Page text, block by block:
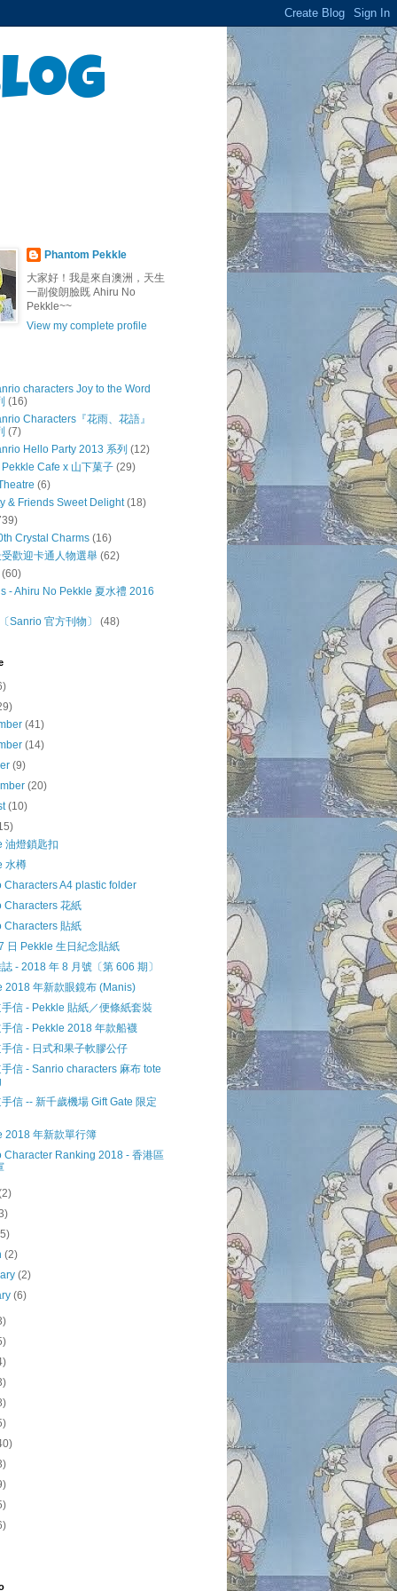
Phantom Pekkle
大家好！我是來自澳洲，天生
一副俊朗臉既 Ahiru No
Pekkle~~
View my complete profile
characters Joy to the Word
(16)
Characters『花雨、花語』
(7)
Hello Party 2013 系列 (12)
Cafe x 山下菓子 (29)
(6)
& Friends Sweet Delight (18)
Crystal Charms (16)
歡迎卡通人物選舉 (62)
(60)
- Ahiru No Pekkle 夏水禮 2016
Sanrio 官方刊物〕 (48)
(41)
(14)
(9)
(20)
(10)
油燈鎖匙扣
水樽
Characters A4 plastic folder
Characters 花紙
Characters 貼紙
日 Pekkle 生日紀念貼紙
- 2018 年 8 月號〔第 606 期〕
2018 年新款眼鏡布 (Manis)
信 - Pekkle 貼紙／便條紙套裝
信 - Pekkle 2018 年款船襪
信 - 日式和果子軟膠公仔
信 - Sanrio characters 麻布 tote
信 -- 新千歲機場 Gift Gate 限定
2018 年新款單行簿
Character Ranking 2018 - 香港區
(2)
(2)
(6)